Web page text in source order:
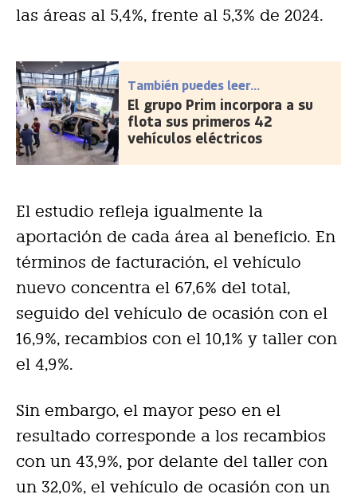
las áreas al 5,4%, frente al 5,3% de 2024.
También puedes leer...
El grupo Prim incorpora a su
flota sus primeros 42
vehículos eléctricos
El estudio refleja igualmente la
aportación de cada área al beneficio. En
términos de facturación, el vehículo
nuevo concentra el 67,6% del total,
seguido del vehículo de ocasión con el
16,9%, recambios con el 10,1% y taller con
el 4,9%.
Sin embargo, el mayor peso en el
resultado corresponde a los recambios
con un 43,9%, por delante del taller con
un 32,0%, el vehículo de ocasión con un